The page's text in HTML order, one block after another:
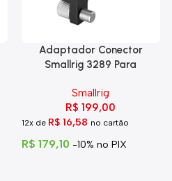
Adaptador Conector
Smallrig 3289 Para
Smallrig
R$ 199,00
12x de R$16,58 no cartão
R$ 179,10 -10% no PIX